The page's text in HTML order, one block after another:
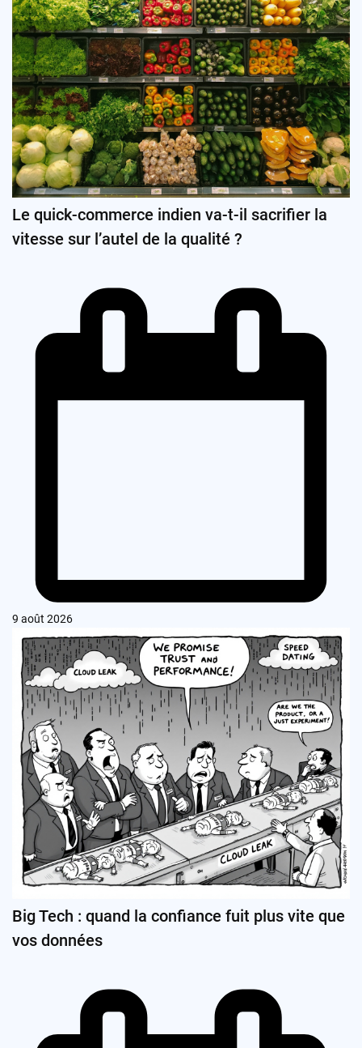
Le quick-commerce indien va-t-il sacrifier la
vitesse sur l’autel de la qualité ?
9 août 2026
Big Tech : quand la confiance fuit plus vite que
vos données